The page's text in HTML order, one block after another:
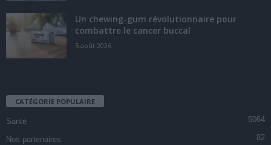
Un chewing-gum révolutionnaire pour
combattre le cancer buccal
5 août 2026
CATÉGORIE POPULAIRE
Santé 5064
Nos partenaires 82